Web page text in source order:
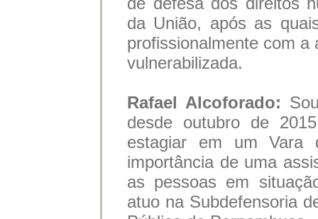
da União, após as
profissionalmente com
vulnerabilizada.
Rafael Alcoforado:
desde outubro de
estagiar em um Vara
importância de uma
as pessoas em
atuo na Subdefensoria